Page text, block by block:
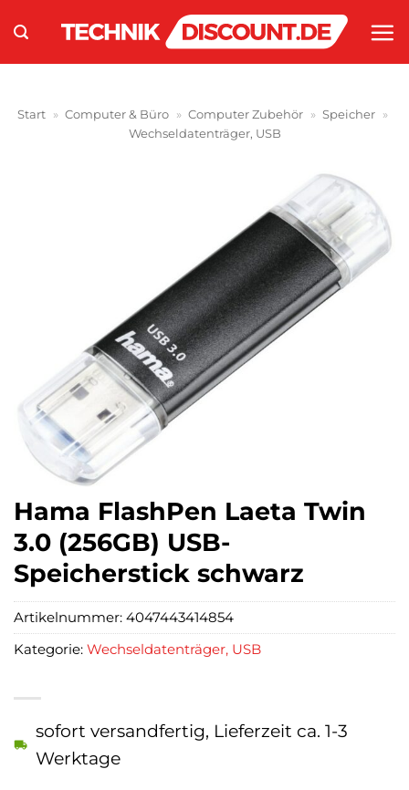
Inhalt
springen
Start » Computer & Büro » Computer Zubehör » Speicher »
Wechseldatenträger, USB
Hama FlashPen Laeta Twin
3.0 (256GB) USB-
Speicherstick schwarz
sofort versandfertig, Lieferzeit ca. 1-3
Werktage
Artikelnummer: 4047443414854
Kategorie: Wechseldatenträger, USB